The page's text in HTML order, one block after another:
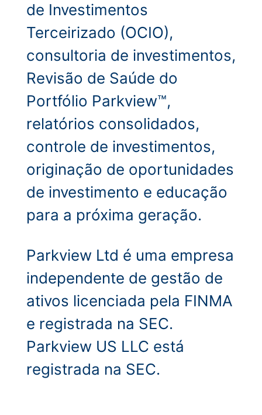
de Investimentos
Terceirizado (OCIO),
consultoria de investimentos,
Revisão de Saúde do
Portfólio Parkview™,
relatórios consolidados,
controle de investimentos,
originação de oportunidades
de investimento e educação
para a próxima geração.
Parkview Ltd é uma empresa
independente de gestão de
ativos licenciada pela FINMA
e registrada na SEC.
Parkview US LLC está
registrada na SEC.